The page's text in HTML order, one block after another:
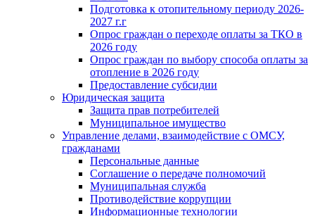
Подготовка к отопительному периоду 2026-
2027 г.г
Опрос граждан о переходе оплаты за ТКО в
2026 году
Опрос граждан по выбору способа оплаты за
отопление в 2026 году
Предоставление субсидии
Юридическая защита
Защита прав потребителей
Муниципальное имущество
Управление делами, взаимодействие с ОМСУ,
гражданами
Персональные данные
Соглашение о передаче полномочий
Муниципальная служба
Противодействие коррупции
Информационные технологии